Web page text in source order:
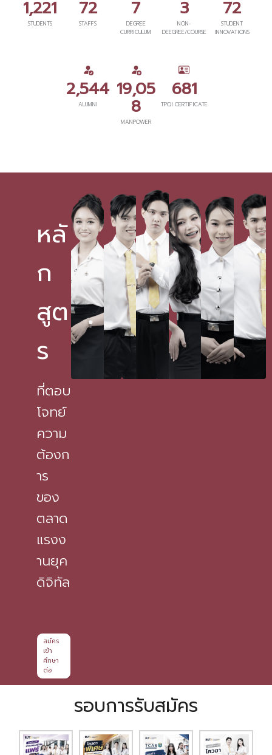
1,221
STUDENTS
72
STAFFS
7
DEGREE
CURRICULUM
3
NON-
DEEGREE/COURSE
72
STUDENT
INNOVATIONS
2,544
ALUMNI
19,05
8
MANPOWER
681
TPQI CERTIFICATE
หลั
ก
สูต
ร
ที่ตอบ
โจทย์
ความ
ต้องก
าร
ของ
ตลาด
แรงง
านยุค
ดิจิทัล
สมัคร
เข้า
ศึกษา
ต่อ
รอบการรับสมัคร